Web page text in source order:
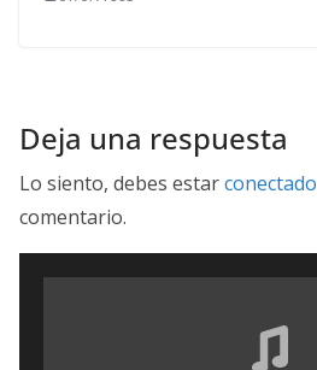
Deja una respuesta
Lo siento, debes estarconectado
comentario.